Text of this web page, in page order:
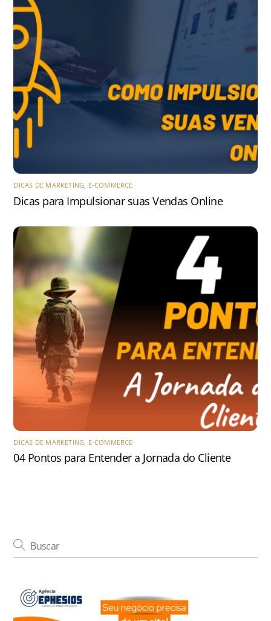
DICAS DE MARKETING, E-COMMERCE
Dicas para Impulsionar suas Vendas Online
DICAS DE MARKETING E-COMMERCE
04 Pontos para Entender a Jornada do Cliente